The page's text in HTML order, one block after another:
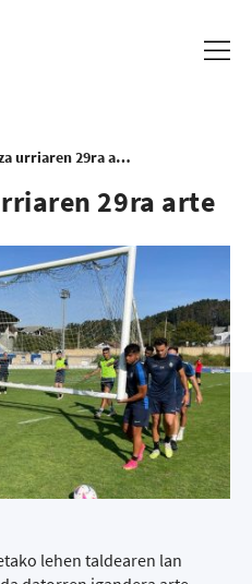
Lan plangintza urriaren 29ra arte
29ra arte
lehen taldearen lan